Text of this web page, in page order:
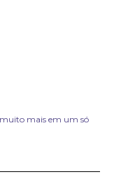
muito mais em um só